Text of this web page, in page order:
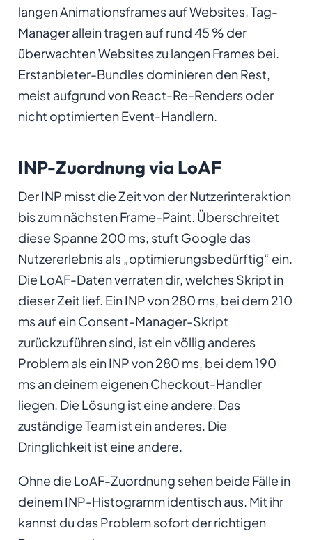
langen Animationsframes auf Websites. Tag-
Manager allein tragen auf rund 45 % der
überwachten Websites zu langen Frames bei.
Erstanbieter-Bundles dominieren den Rest,
meist aufgrund von React-Re-Renders oder
nicht optimierten Event-Handlern.
INP-Zuordnung via LoAF
Der INP misst die Zeit von der Nutzerinteraktion
bis zum nächsten Frame-Paint. Überschreitet
diese Spanne 200 ms, stuft Google das
Nutzererlebnis als „optimierungsbedürftig“ ein.
Die LoAF-Daten verraten dir, welches Skript in
dieser Zeit lief. Ein INP von 280 ms, bei dem 210
ms auf ein Consent-Manager-Skript
zurückzuführen sind, ist ein völlig anderes
Problem als ein INP von 280 ms, bei dem 190
ms an deinem eigenen Checkout-Handler
liegen. Die Lösung ist eine andere. Das
zuständige Team ist ein anderes. Die
Dringlichkeit ist eine andere.
Ohne die LoAF-Zuordnung sehen beide Fälle in
deinem INP-Histogramm identisch aus. Mit ihr
kannst du das Problem sofort der richtigen